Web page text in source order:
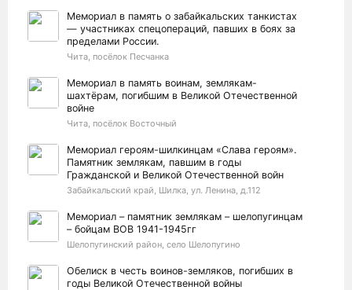
Мемориал в память о забайкальских танкистах
— участниках спецопераций, павших в боях за
пределами России.
Чита, посёлок Песчанка
Мемориал в память воинам, землякам-
шахтёрам, погибшим в Великой Отечественной
войне
Чита, посёлок Восточный
Мемориал героям-шилкинцам «Слава героям».
Памятник землякам, павшим в годы
Гражданской и Великой Отечественной войн
Забайкальский край, Шилка, ул. Ленина, д.112
Мемориал – памятник землякам – шелопугинцам
– бойцам ВОВ 1941-1945гг
Шелопугинский район, село Шелопугино
Обелиск в честь воинов-земляков, погибших в
годы Великой Отечественной войны